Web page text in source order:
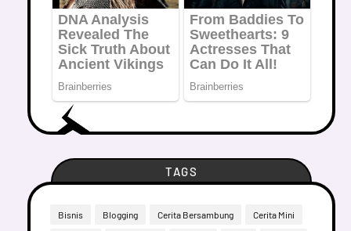
TAGS
Bisnis Blogging Cerita Bersambung Cerita Mini